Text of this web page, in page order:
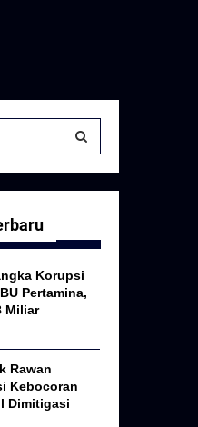
S
A
R
H
Korupsi
Pertamina,
Miliar
Rawan
Kebocoran
Dimitigasi